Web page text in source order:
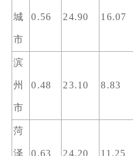
城
市
0.56 24.90 16.07
滨
州
市
0.48 23.10 8.83
菏
泽 0.63 24.20 11.25